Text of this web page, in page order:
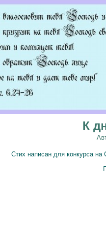
К
Стих написан для конкурса